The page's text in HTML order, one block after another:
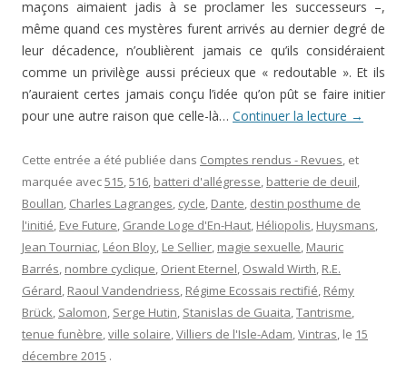
maçons aimaient jadis à se proclamer les successeurs –,
même quand ces mystères furent arrivés au dernier degré de
leur décadence, n’oublièrent jamais ce qu’ils considéraient
comme un privilège aussi précieux que « redoutable ». Et ils
n’auraient certes jamais conçu l’idée qu’on pût se faire initier
pour une autre raison que celle-là… Continuer la lecture →
Cette entrée a été publiée dans Comptes rendus - Revues, et
marquée avec515,516, batteri d'allégresse, batterie de deuil,
Boullan, Charles Lagranges, cycle, Dante, destin posthume de
l'initié, Eve Future, Grande Loge d'En-Haut, Héliopolis, Huysmans,
Jean Tourniac, Léon Bloy, Le Sellier, magie sexuelle, Mauric
Barrés, nombre cyclique, Orient Eternel, Oswald Wirth, R.E.
Gérard, Raoul Vandendriess, Régime Ecossais rectifié, Rémy
Brück, Salomon, Serge Hutin, Stanislas de Guaita,Tantrisme,
tenue funèbre,ville solaire,Villiers de l'Isle-Adam,Vintras, le 15
décembre 2015 .